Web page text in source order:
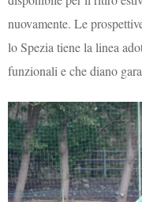
nuovamente. Le
lo Spezia tiene la linea
funzionali e che diano